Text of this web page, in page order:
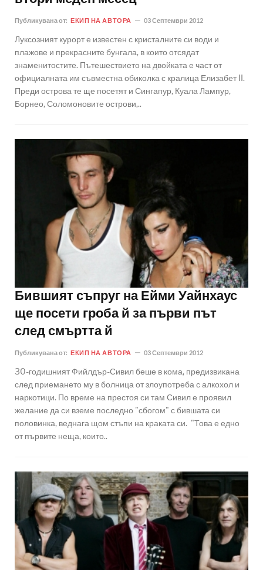
Публикувана от: ЕКИП НА АВТОРА 03 Септември 2012
Луксозният курорт е известен с кристалните си води и
плажове и прекрасните бунгала, в които отсядат
знаменитостите. Пътешествието на двойката е част от
официалната им съвместна обиколка с кралица Елизабет II.
Преди острова те ще посетят и Сингапур, Куала Лампур,
Борнео, Соломоновите острови,..
Бившият съпруг на Ейми Уайнхаус
ще посети гроба й за първи път
след смъртта й
Публикувана от: ЕКИП НА АВТОРА 03 Септември 2012
30-годишният Фийлдър-Сивил беше в кома, предизвикана
след приемането му в болница от злоупотреба с алкохол и
наркотици. По време на престоя си там Сивил е проявил
желание да си вземе последно "сбогом" с бившата си
половинка, веднага щом стъпи на краката си. "Това е едно
от първите неща, които..